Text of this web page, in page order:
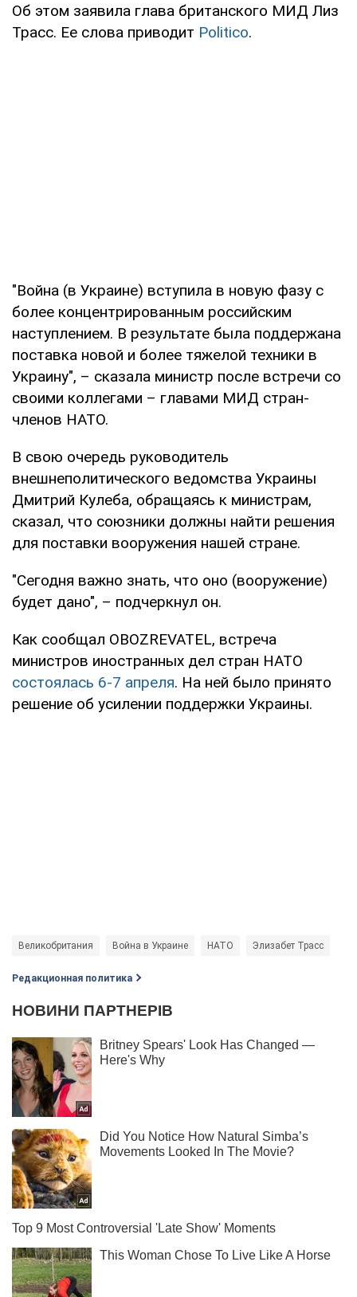
Об этом заявила глава британского МИД Лиз
Трасс. Ее слова приводит Politico.
"Война (в Украине) вступила в новую фазу с
более концентрированным российским
наступлением. В результате была поддержана
поставка новой и более тяжелой техники в
Украину", – сказала министр после встречи со
своими коллегами – главами МИД стран-
членов НАТО.
В свою очередь руководитель
внешнеполитического ведомства Украины
Дмитрий Кулеба, обращаясь к министрам,
сказал, что союзники должны найти решения
для поставки вооружения нашей стране.
"Сегодня важно знать, что оно (вооружение)
будет дано", – подчеркнул он.
Как сообщал OBOZREVATEL, встреча
министров иностранных дел стран НАТО
состоялась 6-7 апреля. На ней было принято
решение об усилении поддержки Украины.
Великобритания Война в Украине НАТО Элизабет Трасс
Редакционная политика